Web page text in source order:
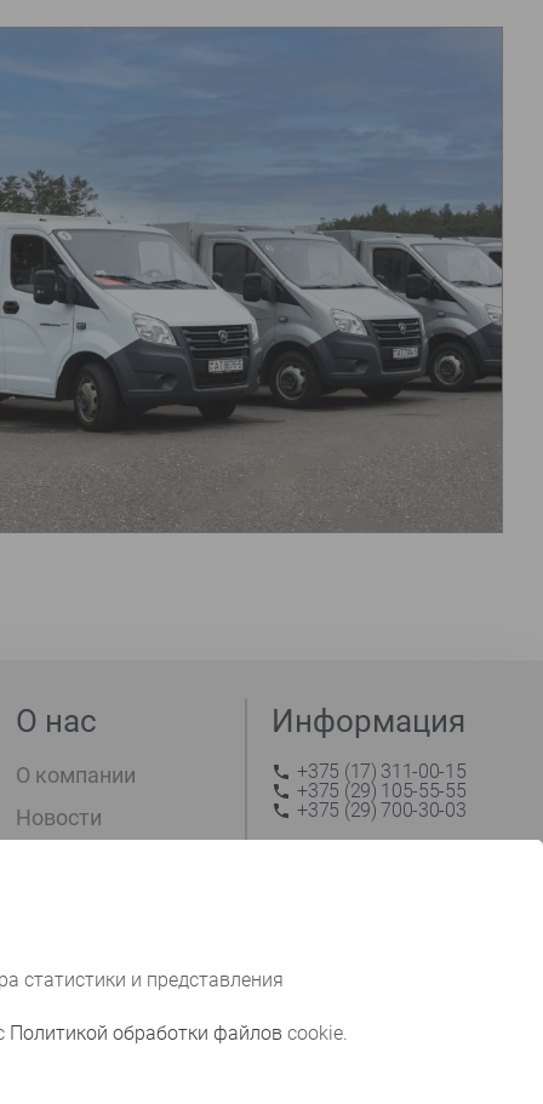
О нас
О компании
Новости
Информация
+375 (17) 311-00-15
+375 (29) 105-55-55
+375 (29) 700-30-03
д.226 к.59
статистики и представления
Политикой обработки файлов cookie.